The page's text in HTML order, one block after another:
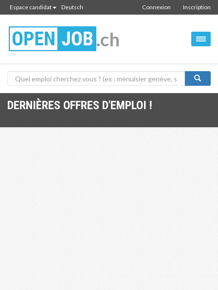
Espace candidat Deutsch Inscription
Connexion
.ch
DERNIÈRES OFFRES D'EMPLOI !